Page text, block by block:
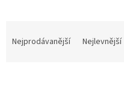
Nejprodávanější Nejlevnější